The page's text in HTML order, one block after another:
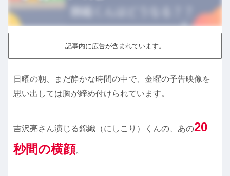
記事内に広告が含まれています。
日曜の朝、まだ静かな時間の中で、金曜の予告映像を
思い出しては胸が締め付けられています。
吉沢亮さん演じる錦織（にしこり）くんの、あの20
秒間の横顔。